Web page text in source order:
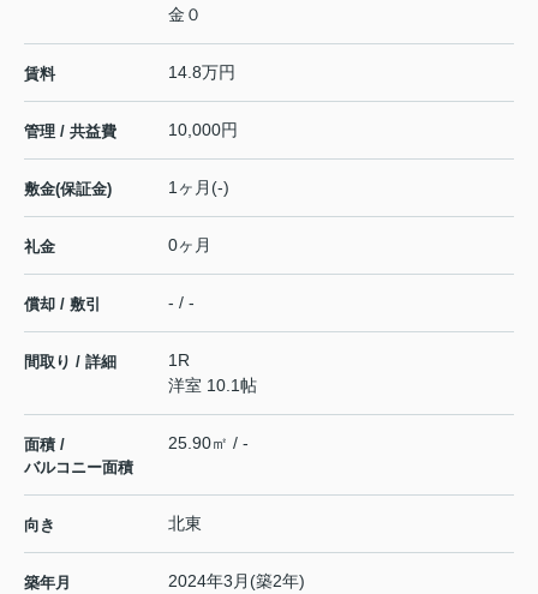
金０
賃料 14.8万円
管理 / 共益費 10,000円
敷金(保証金) 1ヶ月(-)
礼金 0ヶ月
償却 / 敷引 - / -
間取り / 詳細
1R
洋室 10.1帖
面積 /
バルコニー面積
25.90㎡ / -
向き 北東
築年月 2024年3月(築2年)